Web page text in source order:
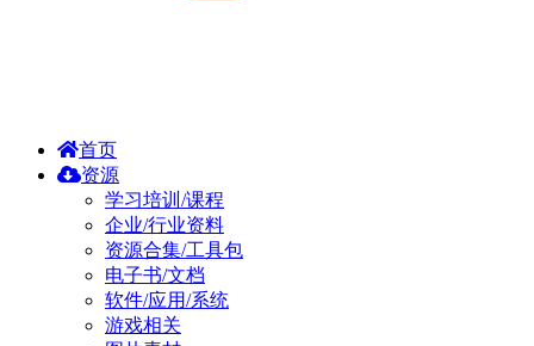
首页
资源
学习培训/课程
企业/行业资料
资源合集/工具包
电子书/文档
软件/应用/系统
游戏相关